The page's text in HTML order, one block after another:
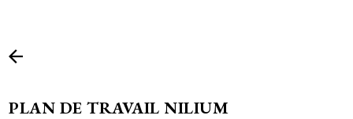
PLAN DE TRAVAIL NILIUM